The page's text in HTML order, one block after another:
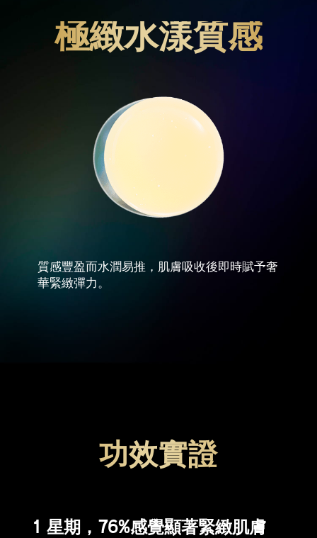
極緻水漾質感
質感豐盈而水潤易推，肌膚吸收後即時賦予奢
華緊緻彈力。
功效實證
1 星期，76%感覺顯著緊緻肌膚